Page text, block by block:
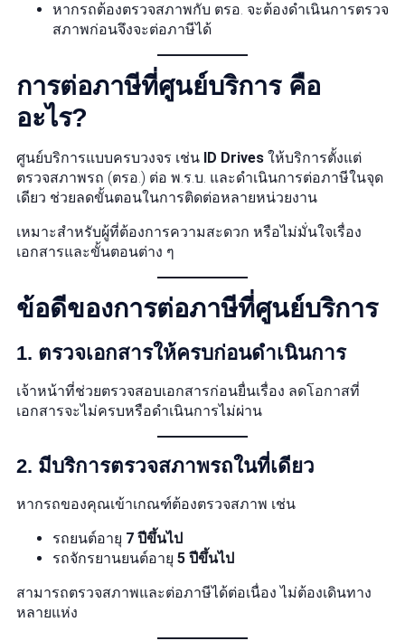
หากรถต้องตรวจสภาพกับ ตรอ. จะต้องดำเนินการตรวจ
สภาพก่อนจึงจะต่อภาษีได้
การต่อภาษีที่ศูนย์บริการ คือ
อะไร?
ศูนย์บริการแบบครบวงจร เช่น ID Drives ให้บริการตั้งแต่
ตรวจสภาพรถ (ตรอ.) ต่อ พ.ร.บ. และดำเนินการต่อภาษีในจุด
เดียว ช่วยลดขั้นตอนในการติดต่อหลายหน่วยงาน
เหมาะสำหรับผู้ที่ต้องการความสะดวก หรือไม่มั่นใจเรื่อง
เอกสารและขั้นตอนต่าง ๆ
ข้อดีของการต่อภาษีที่ศูนย์บริการ
1. ตรวจเอกสารให้ครบก่อนดำเนินการ
เจ้าหน้าที่ช่วยตรวจสอบเอกสารก่อนยื่นเรื่อง ลดโอกาสที่
เอกสารจะไม่ครบหรือดำเนินการไม่ผ่าน
2. มีบริการตรวจสภาพรถในที่เดียว
หากรถของคุณเข้าเกณฑ์ต้องตรวจสภาพ เช่น
รถยนต์อายุ 7 ปีขึ้นไป
รถจักรยานยนต์อายุ 5 ปีขึ้นไป
สามารถตรวจสภาพและต่อภาษีได้ต่อเนื่อง ไม่ต้องเดินทาง
หลายแห่ง